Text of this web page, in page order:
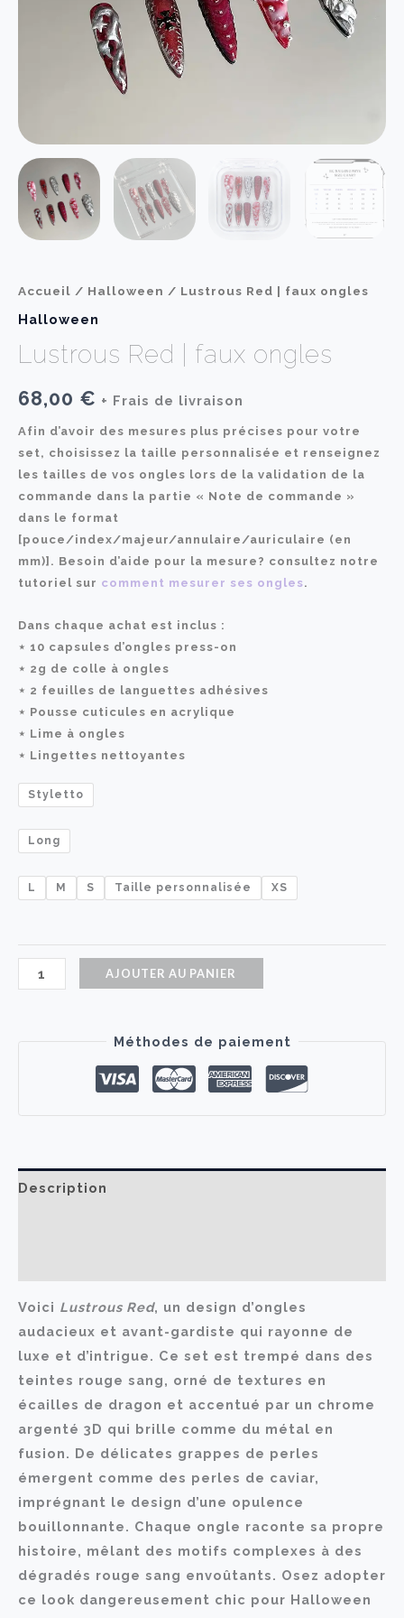
Accueil / Halloween / Lustrous Red | faux ongles
Halloween
Lustrous Red | faux ongles
68,00 € + Frais de livraison
Afin d’avoir des mesures plus précises pour votre
set, choisissez la taille personnalisée et renseignez
les tailles de vos ongles lors de la validation de la
commande dans la partie « Note de commande »
dans le format
[pouce/index/majeur/annulaire/auriculaire (en
mm)]. Besoin d’aide pour la mesure? consultez notre
tutoriel sur comment mesurer ses ongles.
Dans chaque achat est inclus :
⋆ 10 capsules d’ongles press-on
⋆ 2g de colle à ongles
⋆ 2 feuilles de languettes adhésives
⋆ Pousse cuticules en acrylique
⋆ Lime à ongles
⋆ Lingettes nettoyantes
Styletto
Long
L M S Taille personnalisée XS
quantité
de
Red
ongles
AJOUTER AU PANIER
Méthodes de paiement
Description
Voici Lustrous Red, un design d’ongles
audacieux et avant-gardiste qui rayonne de
luxe et d’intrigue. Ce set est trempé dans des
teintes rouge sang, orné de textures en
écailles de dragon et accentué par un chrome
argenté 3D qui brille comme du métal en
fusion. De délicates grappes de perles
émergent comme des perles de caviar,
imprégnant le design d’une opulence
bouillonnante. Chaque ongle raconte sa propre
histoire, mêlant des motifs complexes à des
dégradés rouge sang envoûtants. Osez adopter
ce look dangereusement chic pour Halloween